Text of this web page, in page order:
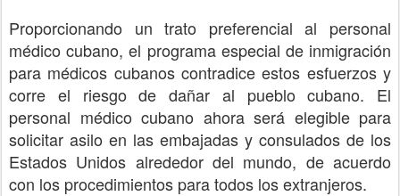
Proporcionando un trato preferencial al personal
médico cubano, el programa especial de inmigración
para médicos cubanos contradice estos esfuerzos y
corre el riesgo de dañar al pueblo cubano. El
personal médico cubano ahora será elegible para
solicitar asilo en las embajadas y consulados de los
Estados Unidos alrededor del mundo, de acuerdo
con los procedimientos para todos los extranjeros.